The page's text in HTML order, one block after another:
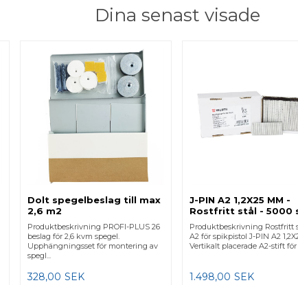
Dina senast visade
Dolt spegelbeslag till max
2,6 m2
Produktbeskrivning PROFI-PLUS 26
beslag för 2,6 kvm spegel.
Upphängningsset för montering av
spegl...
328,00 SEK
J-PIN A2 1,2X25 MM -
Rostfritt stål - 5000
Produktbeskrivning Rostfritt
A2 för spikpistol J-PIN A2
Vertikalt placerade A2-stift för
1.498,00 SEK